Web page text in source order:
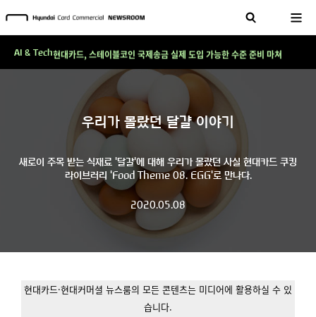
우리가 몰랐던 달걀 이야기
새로이 주목 받는 식재료 '달걀'에 대해 우리가 몰랐던 사실 현대카드 쿠킹
라이브러리 'Food Theme 08. EGG'로 만나다.
2020.05.08
현대카드·현대커머셜 뉴스룸의 모든 콘텐츠는 미디어에 활용하실 수 있
습니다.
AI & Tech현대카드, 스테이블코인 국제송금 실제 도입 가능한 수준 준비 마쳐
'AI에게도 배운다'…현대카드·현대커머셜이 'AX 시대'에 대응하는 방식
테크 그 이상의 답을 찾다!
현대카드, 스테이블코인 국제송금 실제 도입 가능한 수준 준비 마쳐
테크 그 이상의 답을 찾다!